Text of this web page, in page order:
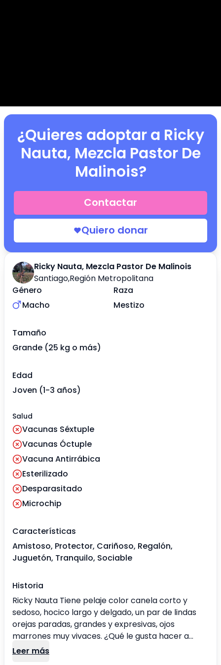
Ricky Nauta, Mezcla Pastor De Malinois
Santiago,Región Metropolitana
Género
Macho
Raza
Mestizo
Tamaño
Grande (25 kg o más)
Edad
Joven (1-3 años)
Salud
Vacunas Séxtuple
Vacunas Óctuple
Vacuna Antirrábica
Esterilizado
Desparasitado
Microchip
Características
Amistoso, Protector, Cariñoso, Regalón,
Juguetón, Tranquilo, Sociable
Historia
Ricky Nauta Tiene pelaje color canela corto y
sedoso, hocico largo y delgado, un par de lindas
orejas paradas, grandes y expresivas, ojos
marrones muy vivaces. ¿Qué le gusta hacer a
Ricky Nauta? Estar acompañado: Le encanta estar
Leer más
¿Quieres adoptar a Ricky
Nauta, Mezcla Pastor De
Malinois?
Contactar
Quiero donar